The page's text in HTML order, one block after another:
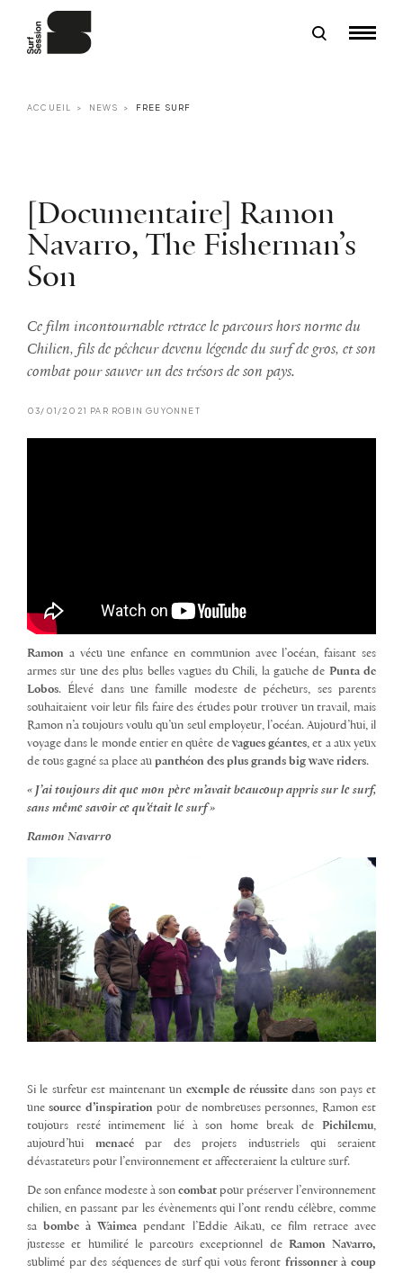
ACCUEIL NEWS FREE SURF
[Documentaire] Ramon
Navarro, The Fisherman’s
Son
Ce film incontournable retrace le parcours hors norme du
Chilien, fils de pêcheur devenu légende du surf de gros, et son
combat pour sauver un des trésors de son pays.
03/01/2021 PAR ROBIN GUYONNET
Ramon a vécu une enfance en communion avec l’océan, faisant ses
armes sur une des plus belles vagues du Chili, la gauche de Punta de
Lobos. Élevé dans une famille modeste de pécheurs, ses parents
souhaitaient voir leur fils faire des études pour trouver un travail, mais
Ramon n’a toujours voulu qu’un seul employeur, l’océan. Aujourd’hui, il
voyage dans le monde entier en quête de vagues géantes, et a aux yeux
de tous gagné sa place au panthéon des plus grands big wave riders.
« J’ai toujours dit que mon père m’avait beaucoup appris sur le surf,
sans même savoir ce qu’était le surf »
Ramon Navarro
Si le surfeur est maintenant un exemple de réussite dans son pays et
unesource d’inspiration pour de nombreuses personnes, Ramon est
toujours resté intimement lié à son home break de Pichilemu,
aujourd’hui menacépar des projets industriels qui seraient
dévastateurs pour l’environnement et affecteraient la culture surf.
De son enfance modeste à son combat pour préserver l’environnement
chilien, en passant par les évènements qui l’ont rendu célèbre, comme
sabombe à Waimea pendant l’Eddie Aikau, ce film retrace avec
justesse et humilité le parcours exceptionnel deRamon Navarro,
sublimé par des séquences de surf qui vous feront frissonner à coup